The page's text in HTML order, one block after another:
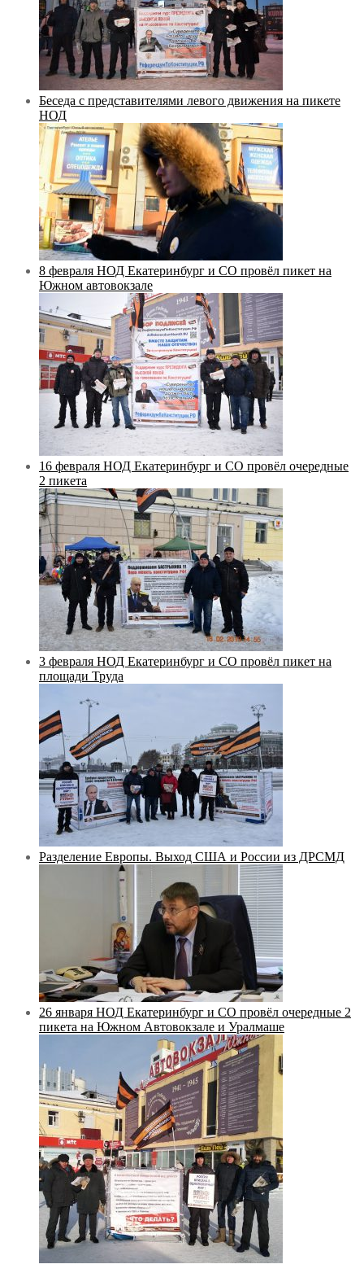
Беседа с представителями левого движения на пикете
НОД
8 февраля НОД Екатеринбург и СО провёл пикет на
Южном автовокзале
16 февраля НОД Екатеринбург и СО провёл очередные
2 пикета
3 февраля НОД Екатеринбург и СО провёл пикет на
площади Труда
Разделение Европы. Выход США и России из ДРСМД
26 января НОД Екатеринбург и СО провёл очередные 2
пикета на Южном Автовокзале и Уралмаше